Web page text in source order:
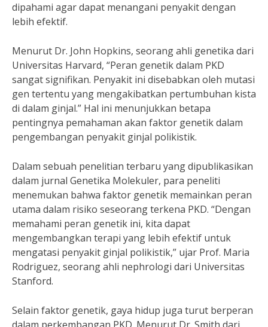
dipahami agar dapat menangani penyakit dengan
lebih efektif.
Menurut Dr. John Hopkins, seorang ahli genetika dari
Universitas Harvard, “Peran genetik dalam PKD
sangat signifikan. Penyakit ini disebabkan oleh mutasi
gen tertentu yang mengakibatkan pertumbuhan kista
di dalam ginjal.” Hal ini menunjukkan betapa
pentingnya pemahaman akan faktor genetik dalam
pengembangan penyakit ginjal polikistik.
Dalam sebuah penelitian terbaru yang dipublikasikan
dalam jurnal Genetika Molekuler, para peneliti
menemukan bahwa faktor genetik memainkan peran
utama dalam risiko seseorang terkena PKD. “Dengan
memahami peran genetik ini, kita dapat
mengembangkan terapi yang lebih efektif untuk
mengatasi penyakit ginjal polikistik,” ujar Prof. Maria
Rodriguez, seorang ahli nephrologi dari Universitas
Stanford.
Selain faktor genetik, gaya hidup juga turut berperan